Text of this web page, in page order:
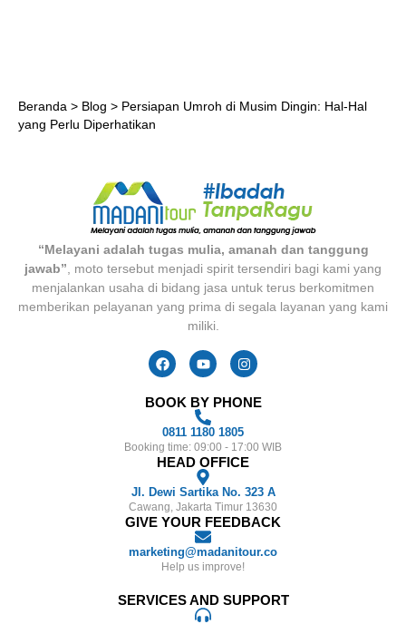
Beranda > Blog > Persiapan Umroh di Musim Dingin: Hal-Hal
yang Perlu Diperhatikan
“Melayani adalah tugas mulia, amanah dan tanggung
jawab”, moto tersebut menjadi spirit tersendiri bagi kami yang
menjalankan usaha di bidang jasa untuk terus berkomitmen
memberikan pelayanan yang prima di segala layanan yang kami
miliki.
BOOK BY PHONE
0811 1180 1805
Booking time: 09:00 - 17:00 WIB
HEAD OFFICE
Jl. Dewi Sartika No. 323 A
Cawang, Jakarta Timur 13630
GIVE YOUR FEEDBACK
marketing@madanitour.co
Help us improve!
SERVICES AND SUPPORT